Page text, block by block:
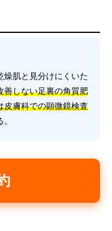
燥肌と見分けにくいた
善しない足裏の角質肥
皮膚科での顕微鏡検査